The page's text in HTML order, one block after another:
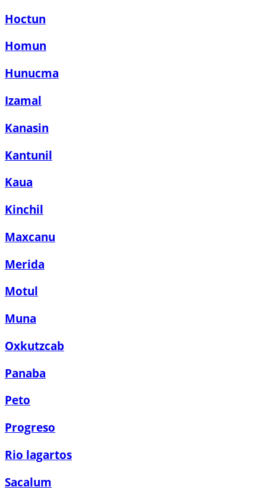
Hoctun
Homun
Hunucma
Izamal
Kanasin
Kantunil
Kaua
Kinchil
Maxcanu
Merida
Motul
Muna
Oxkutzcab
Panaba
Peto
Progreso
Rio lagartos
Sacalum